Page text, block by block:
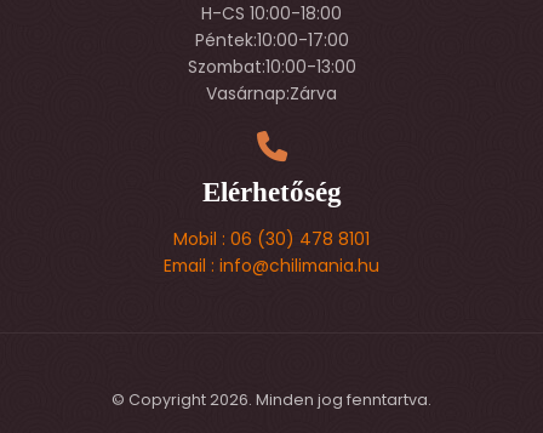
H-CS 10:00-18:00
Péntek:10:00-17:00
Szombat:10:00-13:00
Vasárnap:Zárva
Elérhetőség
Mobil : 06 (30) 478 8101
Email : info@chilimania.hu
© Copyright 2026. Minden jog fenntartva.